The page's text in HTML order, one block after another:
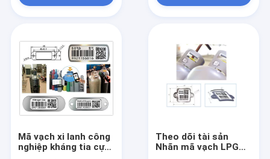
Các sản phẩm
Về chúng tôi
Tham quan nhà máy
Mã vạch xi lanh công
nghiệp kháng tia cực
Theo dõi tài sản
Nhãn mã vạch LPG